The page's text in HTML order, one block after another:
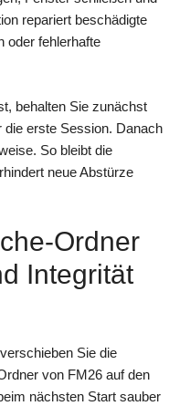
repariert beschädigte
oder fehlerhafte
behalten Sie zunächst
die erste Session. Danach
So bleibt die
neue Abstürze
Ordner
Integrität
Sie die
von FM26 auf den
nächsten Start sauber